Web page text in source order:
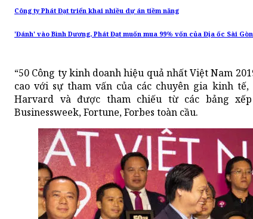
Công ty Phát Đạt triển khai nhiều dự án tiềm năng
'Đánh' vào Bình Dương, Phát Đạt muốn mua 99% vốn của Địa ốc Sài Gòn
“50 Công ty kinh doanh hiệu quả nhất Việt Nam
cao với sự tham vấn của các chuyên gia kinh
Harvard và được tham chiếu từ các bảng
Businessweek, Fortune, Forbes toàn cầu.